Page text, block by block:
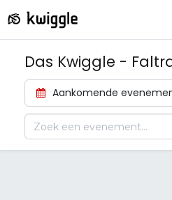
Das Kwiggle -
Aankomende